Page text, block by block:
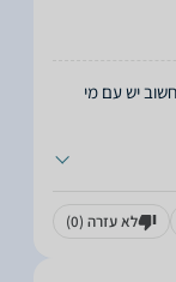
יש עם מי
לא עזרה (0)